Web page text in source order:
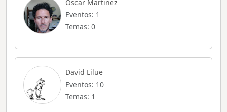
Oscar Martinez
Eventos: 1
Temas: 0
David Lilue
Eventos: 10
Temas: 1